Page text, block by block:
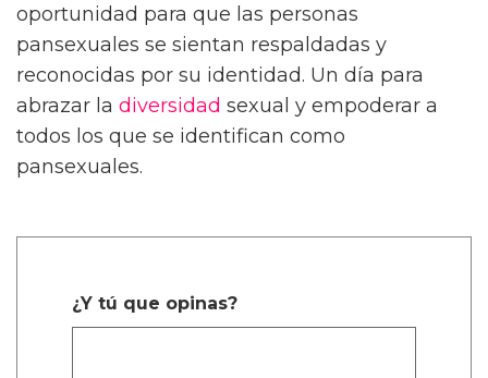
oportunidad para que las personas
pansexuales se sientan respaldadas y
reconocidas por su identidad. Un día para
abrazar la diversidad sexual y empoderar a
todos los que se identifican como
pansexuales.
¿Y tú que opinas?